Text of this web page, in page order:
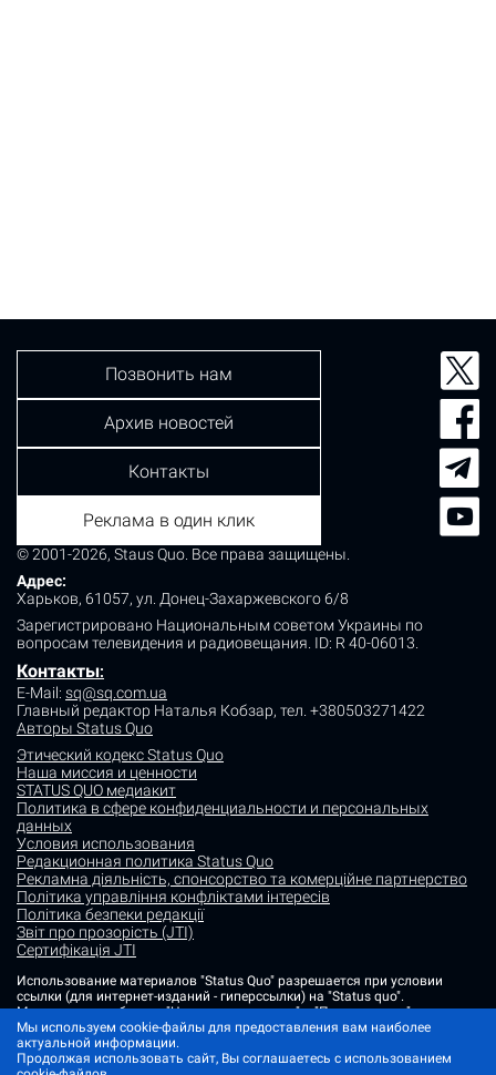
© 2001-2026, Staus Quo. Все права защищены.
Адрес:
Харьков, 61057, ул. Донец-Захаржевского 6/8
Зарегистрировано Национальным советом Украины по
вопросам телевидения и радиовещания. ID: R 40-06013.
Контакты:
E-Mail: sq@sq.com.ua
Главный редактор Наталья Кобзар, тел. +380503271422
Авторы Status Quo
Этический кодекс Status Quo
Наша миссия и ценности
STATUS QUO медиакит
Политика в сфере конфиденциальности и персональных
данных
Условия использования
Редакционная политика Status Quo
Рекламна діяльність, спонсорство та комерційне партнерство
Політика управління конфліктами інтересів
Політика безпеки редакції
Звіт про прозорість (JTI)
Сертифікація JTI
Позвонить нам
Архив новостей
Контакты
Реклама в один клик
Использование материалов "Status Quo" разрешается при условии
ссылки (для интернет-изданий - гиперссылки) на "Status quo".
Материалы в рубриках "Новости партнеров" и "Пресс-релизы"
размещаются на правах рекламы или в рамках некоммерческого
партнерства.
Изображения, содержащие метку "Status Quo" или не содержащие
Мы используем cookie-файлы для предоставления вам наиболее
актуальной информации.
Продолжая использовать сайт, Вы соглашаетесь с использованием